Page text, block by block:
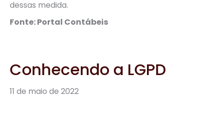
dessas medida.
Fonte: Portal Contábeis
Conhecendo a LGPD
11 de maio de 2022